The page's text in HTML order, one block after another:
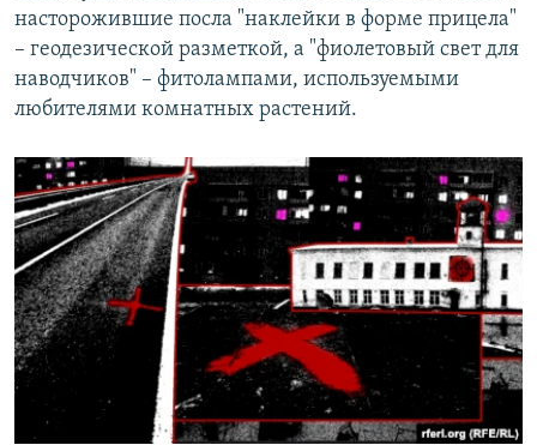
насторожившие посла "наклейки в форме прицела"
– геодезической разметкой, а "фиолетовый свет для
наводчиков" – фитолампами, используемыми
любителями комнатных растений.